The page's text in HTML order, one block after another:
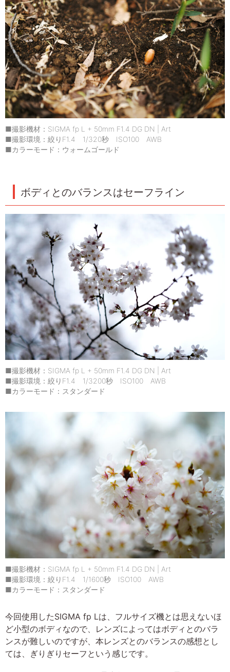
■撮影機材：SIGMA fp L + 50mm F1.4 DG DN | Art
■撮影環境：絞りF1.4 1/320秒 ISO100 AWB
■カラーモード：ウォームゴールド
ボディとのバランスはセーフライン
■撮影機材：SIGMA fp L + 50mm F1.4 DG DN | Art
■撮影環境：絞りF1.4 1/3200秒 ISO100 AWB
■カラーモード：スタンダード
■撮影機材：SIGMA fp L + 50mm F1.4 DG DN | Art
■撮影環境：絞りF1.4 1/1600秒 ISO100 AWB
■カラーモード：スタンダード
今回使用したSIGMA fp Lは、フルサイズ機とは思えないほ
ど小型のボディなので、レンズによってはボディとのバラ
ンスが難しいのですが、本レンズとのバランスの感想とし
ては、ぎりぎりセーフという感じです。